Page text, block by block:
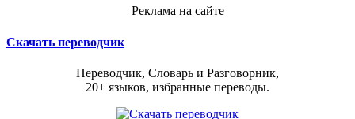
Реклама на сайте
Скачать переводчик
Переводчик, Словарь и Разговорник,
20+ языков, избранные переводы.